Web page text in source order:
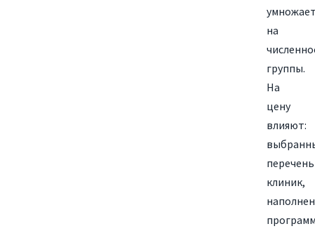
на
группы.
На
цену
влияют:
перечень
клиник,